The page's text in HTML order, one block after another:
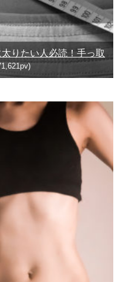
りたい人必読！手っ取